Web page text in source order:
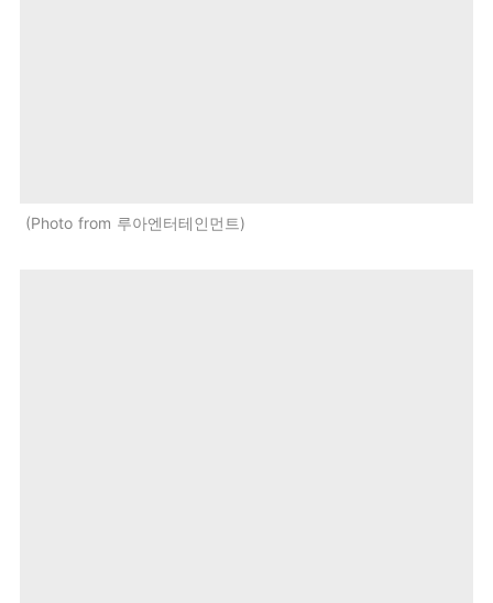
Photo from 루아엔터테인먼트